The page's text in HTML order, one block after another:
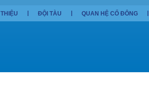
ĐỘI TÀU QUAN HỆ CỔ ĐÔNG